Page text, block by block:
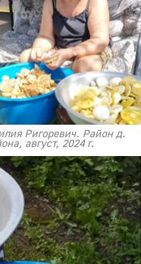
Ригоревич. Район д.
август, 2024 г.